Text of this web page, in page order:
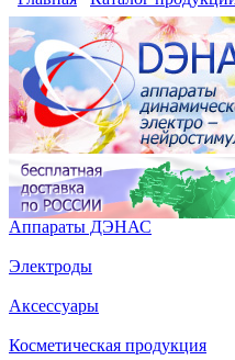
Аппараты ДЭНАС
Электроды
Аксессуары
Косметическая продукция